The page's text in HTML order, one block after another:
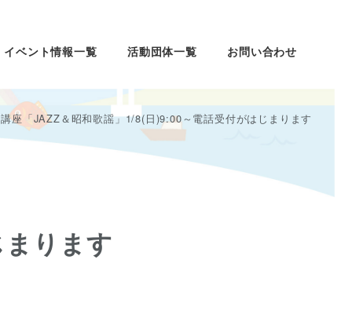
イベント情報一覧 活動団体一覧 お問い合わせ
座「JAZZ＆昭和歌謡」1/8(日)9:00～電話受付がはじまります
ります